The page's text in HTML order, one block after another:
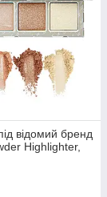
відомий бренд
Highlighter,